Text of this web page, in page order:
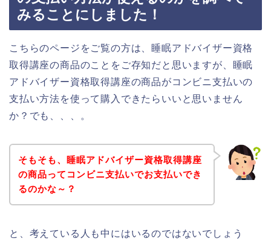
みることにしました！
こちらのページをご覧の方は、睡眠アドバイザー資格
取得講座の商品のことをご存知だと思いますが、睡眠
アドバイザー資格取得講座の商品がコンビニ支払いの
支払い方法を使って購入できたらいいと思いません
か？でも、、、。
そもそも、睡眠アドバイザー資格取得講座
の商品ってコンビニ支払いでお支払いでき
るのかな～？
と、考えている人も中にはいるのではないでしょう